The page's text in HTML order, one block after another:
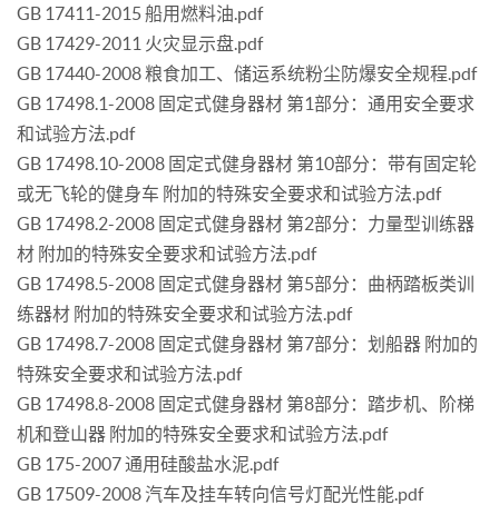
GB 17411-2015 船用燃料油.pdf
GB 17429-2011 火灾显示盘.pdf
GB 17440-2008 粮食加工、储运系统粉尘防爆安全规程.pdf
GB 17498.1-2008 固定式健身器材 第1部分：通用安全要求
和试验方法.pdf
GB 17498.10-2008 固定式健身器材 第10部分：带有固定轮
或无飞轮的健身车 附加的特殊安全要求和试验方法.pdf
GB 17498.2-2008 固定式健身器材 第2部分：力量型训练器
材 附加的特殊安全要求和试验方法.pdf
GB 17498.5-2008 固定式健身器材 第5部分：曲柄踏板类训
练器材 附加的特殊安全要求和试验方法.pdf
GB 17498.7-2008 固定式健身器材 第7部分：划船器 附加的
特殊安全要求和试验方法.pdf
GB 17498.8-2008 固定式健身器材 第8部分：踏步机、阶梯
机和登山器 附加的特殊安全要求和试验方法.pdf
GB 175-2007 通用硅酸盐水泥.pdf
GB 17509-2008 汽车及挂车转向信号灯配光性能.pdf